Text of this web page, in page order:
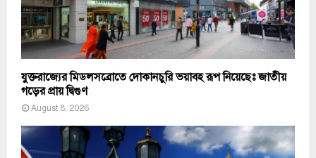
যুক্তরাজ্যের মিডলসব্রোতে দোকানচুরি ভয়াবহ রূপ নিয়েছেঃ জাতীয়
গড়ের প্রায় দ্বিগুণ
August 8, 2026